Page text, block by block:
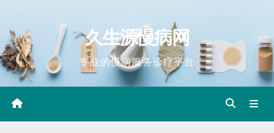
content
久生源慢病网
专业的慢病服务诊疗平台